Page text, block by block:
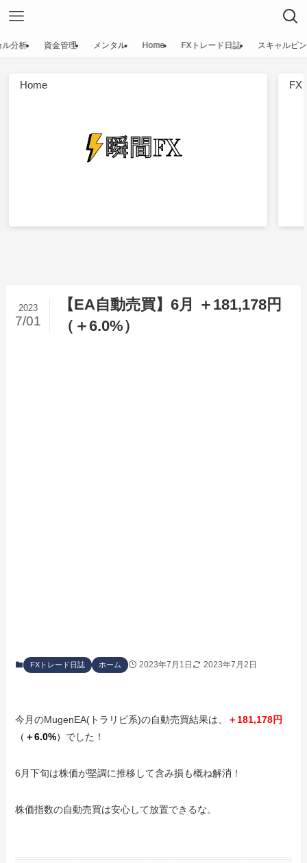
ル分析 資金管理 メンタル Home FXトレード日誌 スキャルピ
Home FX
【EA自動売買】6月 ＋181,178円
（＋6.0%）
2023
7/01
FXトレード日誌 ホーム 2023年7月1日 2023年7月2日
今月のMugenEA(トラリピ系)の自動売買結果は、 ＋181,178円
（ ＋6.0%） でした！
6月下旬は株価が堅調に推移して含み損も概ね解消！
株価指数の自動売買は安心して放置できるな。